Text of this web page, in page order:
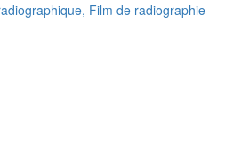
Film de radiographie